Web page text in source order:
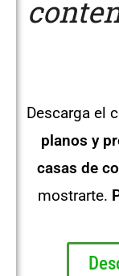
Descarga el
planos y
casas de
mostrarte.